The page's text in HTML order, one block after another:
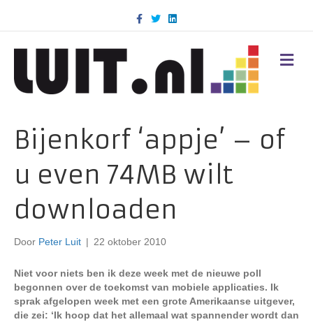
c
k
T
w
i
n
d
M
E
Bijenkorf ‘appje’ – of
u even 74MB wilt
downloaden
Door Peter Luit | 22 oktober 2010
Niet voor niets ben ik deze week met de nieuwe poll
begonnen over de toekomst van mobiele applicaties. Ik
sprak afgelopen week met een grote Amerikaanse uitgever,
die zei: ‘Ik hoop dat het allemaal wat spannender wordt dan